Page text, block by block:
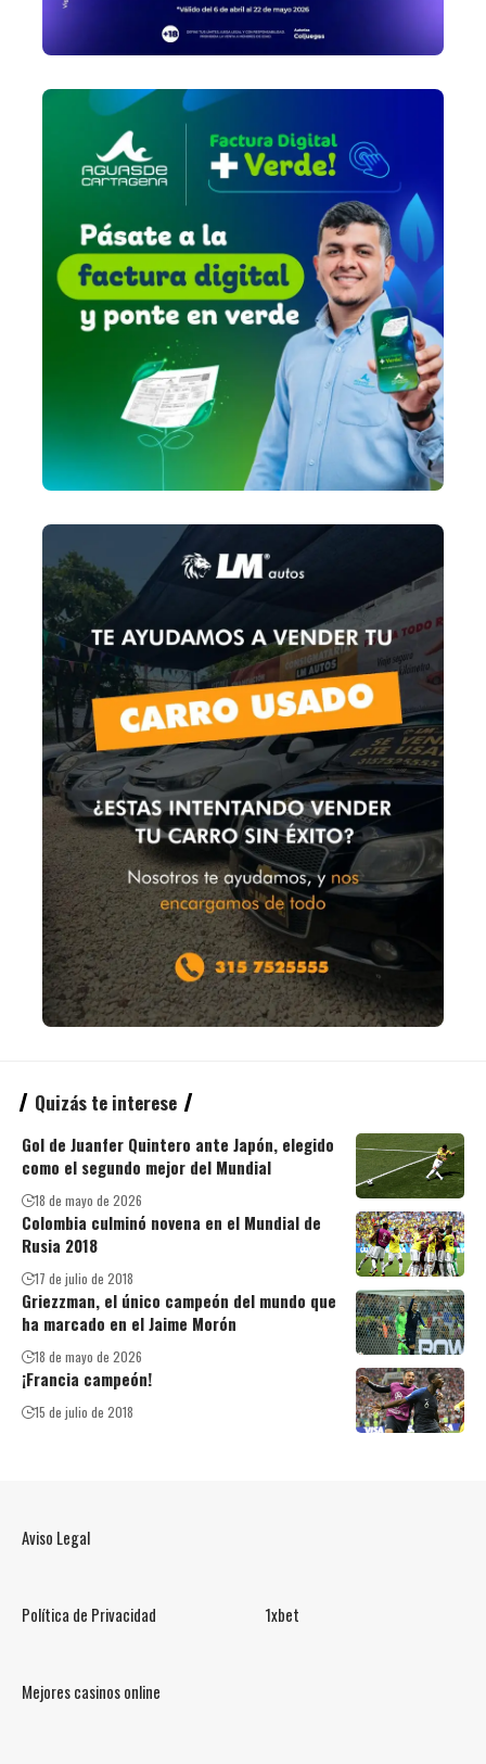
Quizás te interese
Gol de Juanfer Quintero ante Japón, elegido
como el segundo mejor del Mundial
18 de mayo de 2026
Colombia culminó novena en el Mundial de
Rusia 2018
17 de julio de 2018
Griezzman, el único campeón del mundo que
ha marcado en el Jaime Morón
18 de mayo de 2026
¡Francia campeón!
15 de julio de 2018
Aviso Legal
Política de Privacidad 1xbet
Mejores casinos online